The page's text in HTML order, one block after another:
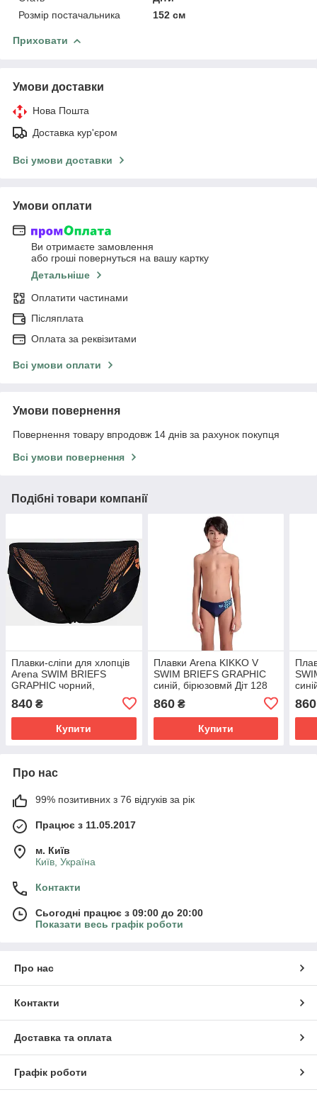
Розмір постачальника
152 см
Приховати
Умови доставки
Нова Пошта
Доставка кур'єром
Всі умови доставки
Умови оплати
Ви отримаєте замовлення
або гроші повернуться на вашу картку
Детальніше
Оплатити частинами
Післяплата
Оплата за реквізитами
Всі умови оплати
Умови повернення
Повернення товару впродовж 14 днів за рахунок покупця
Всі умови повернення
Подібні товари компанії
Плавки-сліпи для хлопців
Arena SWIM BRIEFS
GRAPHIC чорний,
помаранчевий Діт 152см
840 ₴
Купити
Плавки Arena KIKKO V
SWIM BRIEFS GRAPHIC
синій, бірюзовмй Діт 128
860₴
Купити
860
Про нас
99% позитивних з 76 відгуків за рік
Працює з 11.05.2017
м. Київ
Київ, Україна
Контакти
Сьогодні працює з 09:00 до 20:00
Показати весь графік роботи
Про нас
Контакти
Доставка та оплата
Графік роботи